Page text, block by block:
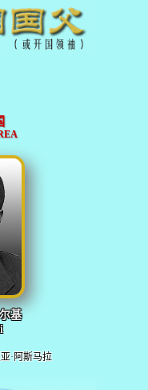
基
·阿斯马拉